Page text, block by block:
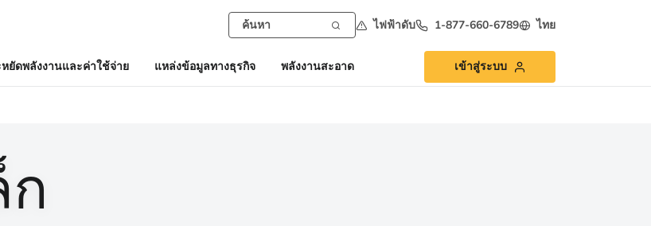
ไฟฟ้าดับ 1-877-660-6789 ไทย
ยัดพลังงานและค่าใช้จ่าย แหล่งข้อมูลทางธุรกิจ พลังงานสะอาด เข้าสู่ระบบ